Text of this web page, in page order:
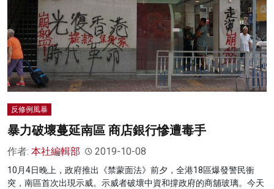
反修例風暴
暴力破壞蔓延南區 商店銀行慘遭毒手
作者: 本社編輯部 2019-10-08
10月4日晚上，政府推出《禁蒙面法》前夕，全港18區爆發警民衝
突，南區首次出現示威。示威者破壞中資和撐政府的商舖玻璃。今天